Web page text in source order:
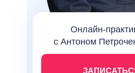
Онлайн-
с Антоном